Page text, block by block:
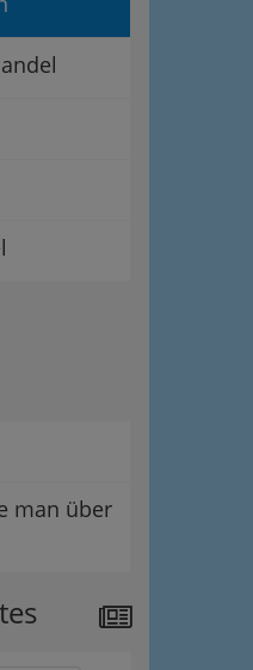
man über